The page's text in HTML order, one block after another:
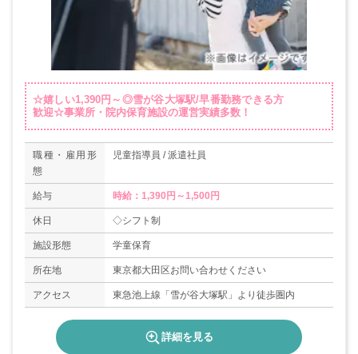
☆嬉しい1,390円～◎雪が谷大塚駅/早番勤務できる方
歓迎☆事業所・院内保育施設の運営実績多数！
職種・雇用形
態
児童指導員 / 派遣社員
給与 時給：1,390円～1,500円
休日 ◇シフト制
施設形態 学童保育
所在地 東京都大田区お問い合わせください
アクセス 東急池上線「雪が谷大塚駅」より徒歩圏内
詳細を見る